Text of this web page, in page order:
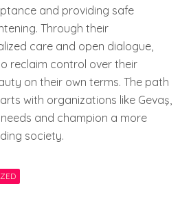
and providing safe
Through their
care and open dialogue,
reclaim control over their
on their own terms. The path
with organizations like Gevaş,
and champion a more
society.